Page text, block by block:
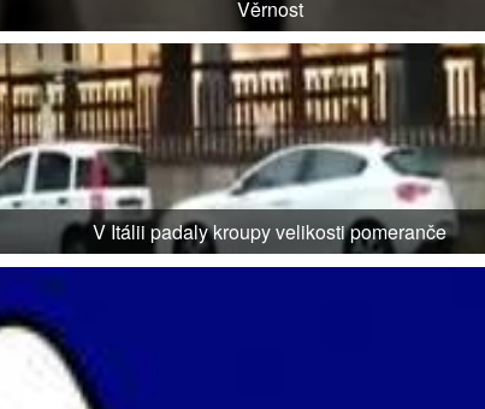
Věrnost
V Itálii padaly kroupy velikosti pomeranče